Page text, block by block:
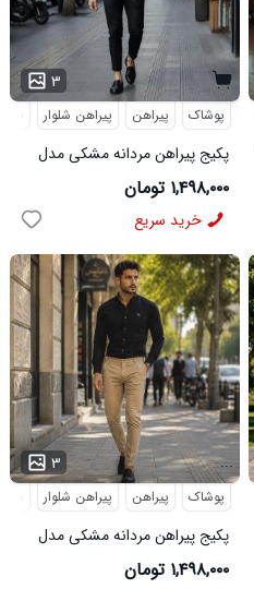
۳
پوشاک پیراهن پیراهن شلوار
پکیج پیراهن مردانه مشکی مدل
VQ شلوار مردانه مشکی مدل
MOBIN
۱,۴۹۸,۰۰۰ تومان
خرید سریع
شلوار مردانه
۳ ...
پوشاک پیراهن پیراهن شلوار
پکیج پیراهن مردانه مشکی مدل
VQ شلوار مردانه خاکی مدل
۱,۴۹۸,۰۰۰ تومان
کفش کفش و صندل کفش ورزشی